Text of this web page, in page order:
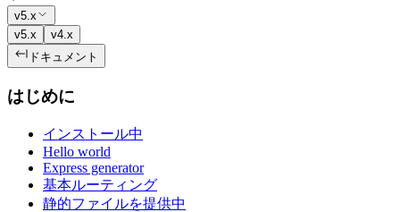
v5.x
v5.x
v4.x
ドキュメント
はじめに
インストール中
Hello world
Express generator
基本ルーティング
静的ファイルを提供中